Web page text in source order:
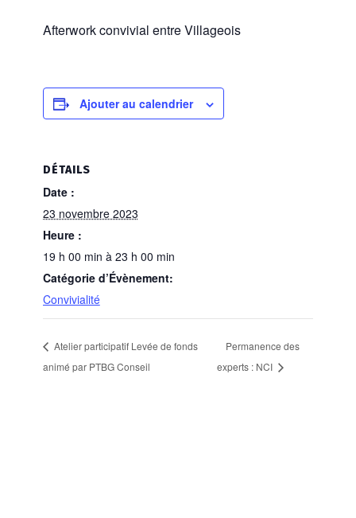
Afterwork convivial entre Villageois
Ajouter au calendrier
DÉTAILS
Date :
23 novembre 2023
Heure :
19 h 00 min à 23 h 00 min
Catégorie d’Évènement:
Convivialité
Atelier participatif Levée de fonds
animé par PTBG Conseil
Permanence des
experts : NCI